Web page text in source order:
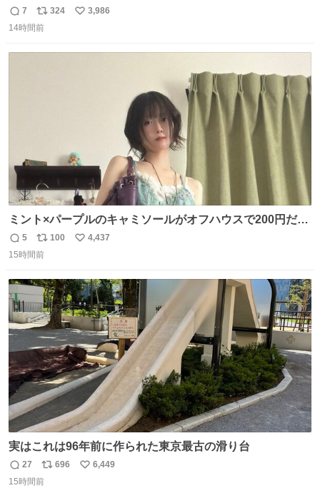
返
信
7
リ
ポ
324
い
3,986
14時間前
ミント×パープルのキャミソールがオフハウスで200円だっ
た♩
返
信
5
リ
ポ
ト
数
100
い
数
4,437
15時間前
実はこれは96年前に作られた東京最古の滑り台
返
信
27
リ
ポ
696
い
6,449
15時間前